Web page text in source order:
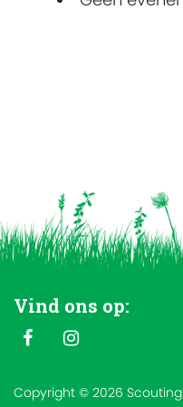
Vind ons op:
Copyright © 2026